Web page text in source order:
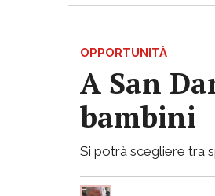
OPPORTUNITÀ
A San
bambini
Si potrà scegliere tra